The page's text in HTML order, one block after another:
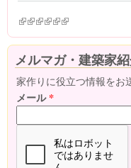
(link is external)
(link is external)
(link is external)
(link is external)
(link is external)
(link is external)
メルマガ・建築家
家作りに役立つ情報をお
メール*